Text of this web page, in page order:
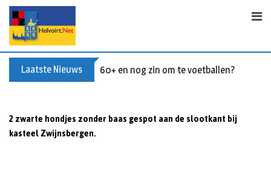
Skip
content
Laatste Nieuws 60+ en nog zin om te voetballen? Kom
2 zwarte hondjes zonder baas gespot aan de slootkant bij
kasteel Zwijnsbergen.